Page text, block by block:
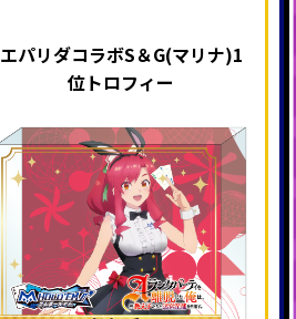
エパリダコラボS＆G(マリナ)1
位トロフィー